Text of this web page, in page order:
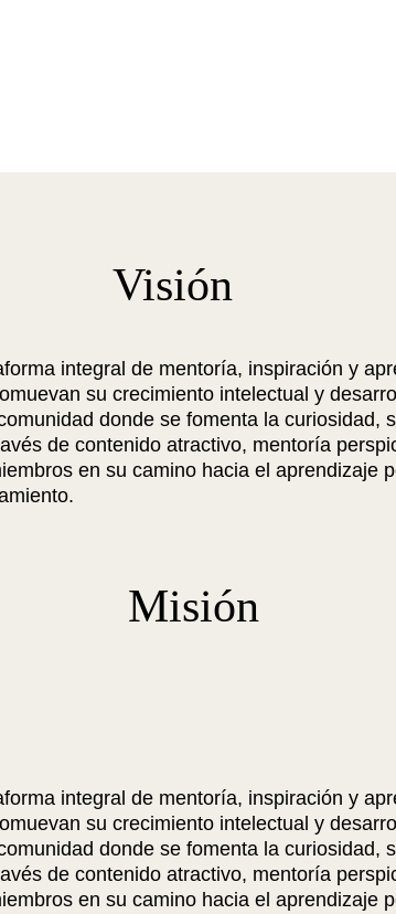
Visión
integral de mentoría, inspiración y
su crecimiento intelectual y
donde se fomenta la curiosidad,
de contenido atractivo, mentoría
en su camino hacia el aprendizaje
Misión
integral de mentoría, inspiración y
su crecimiento intelectual y
donde se fomenta la curiosidad,
de contenido atractivo, mentoría
en su camino hacia el aprendizaje